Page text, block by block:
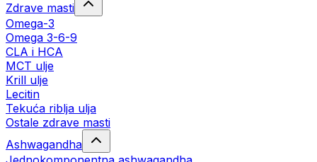
Zdrave masti
Omega-3
Omega 3-6-9
CLA i HCA
MCT ulje
Krill ulje
Lecitin
Tekuća riblja ulja
Ostale zdrave masti
Ashwagandha